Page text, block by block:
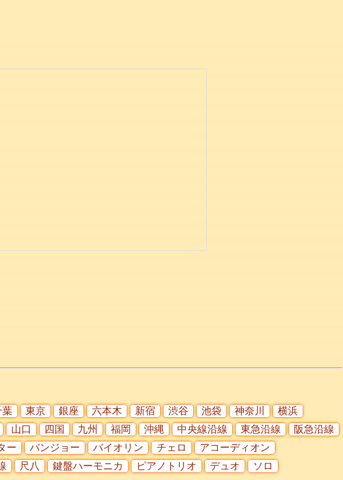
葉 東京 銀座 六本木 新宿 渋谷 池袋 神奈川
横浜
山口 四国 九州 福岡 沖縄 中央線沿線 東急沿線
阪急沿線
ー バンジョー バイオリン チェロ
アコーディオン
尺八 鍵盤ハーモニカ ピアノトリオ デュオ
ソロ